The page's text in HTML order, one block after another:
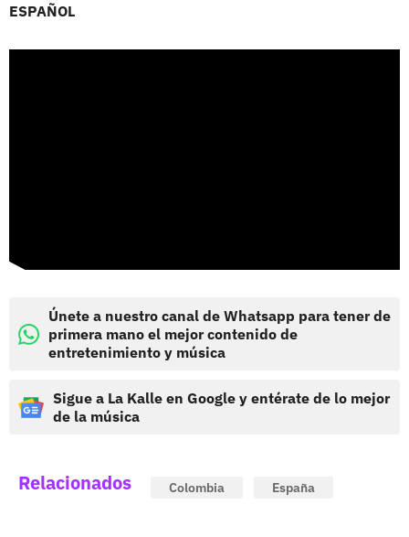
ESPAÑOL
Únete a nuestro canal de Whatsapp para tener de
primera mano el mejor contenido de
entretenimiento y música
Sigue a La Kalle en Google y entérate de lo mejor
de la música
Relacionados Colombia España